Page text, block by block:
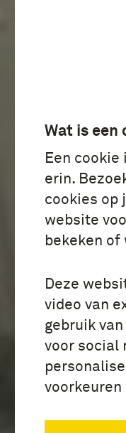
Wat is een
Een
erin.
cookies op
website
bekeken of
Deze
video van
gebruik
voor social
voorkeuren